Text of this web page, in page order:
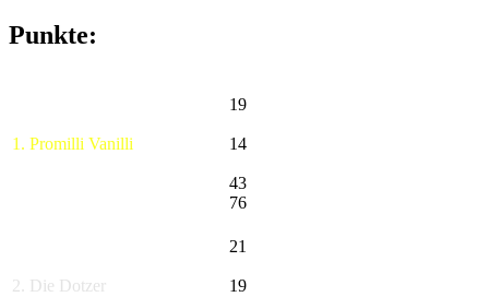
Punkte:
1. Promilli Vanilli
19
14
43
76
2. Die Dotzer
21
19